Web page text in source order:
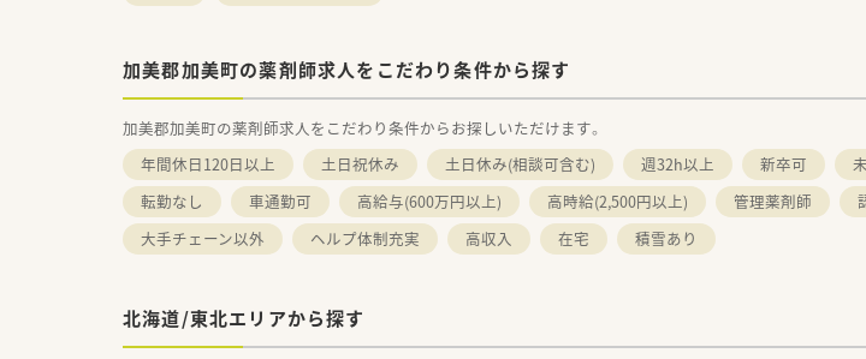
加美郡加美町の薬剤師求人をこだわり条件から探す
加美郡加美町の薬剤師求人をこだわり条件からお探しいただけます。
年間休日120日以上
土日祝休み 土日休み(相談可含む) 週32h以上 新卒可
転勤なし
車通勤可 高給与(600万円以上) 高時給(2,500円以上) 管理薬剤師
大手チェーン以外
ヘルプ体制充実 高収入 在宅 積雪あり
北海道/東北エリアから探す